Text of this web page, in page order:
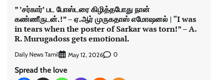
” ’சர்கார்’ பட போஸ்டரை கிழித்தபோது நான்
கண்ணீருடன்.!” – ஏ.ஆர் முருகதாஸ் எமோஷனல் | “I was
in tears when the poster of Sarkar was torn!” – A.
R. Murugadoss gets emotional.
Daily News Tamil May 12, 2026 0
Spread the love